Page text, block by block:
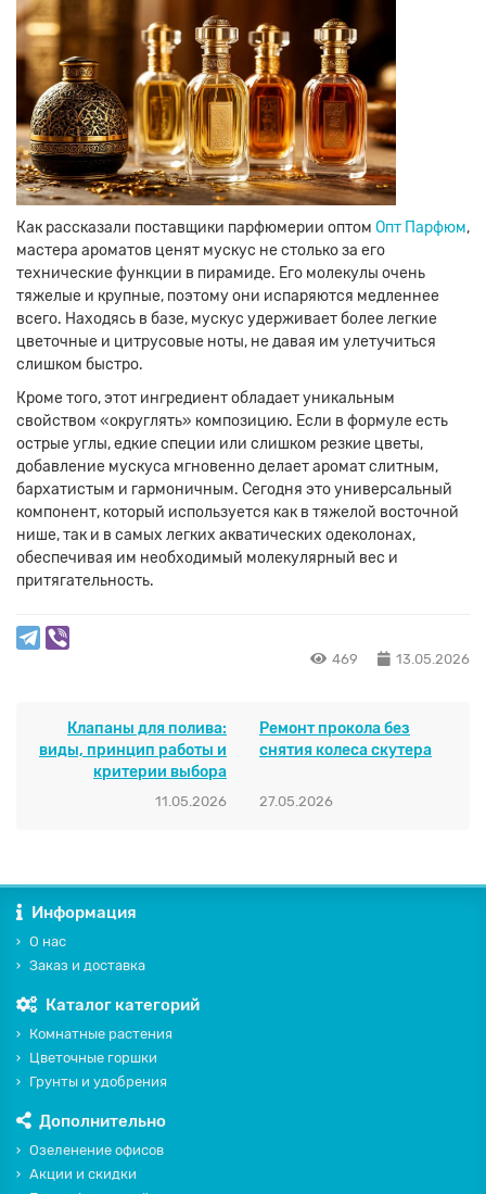
Как рассказали поставщики парфюмерии оптом Опт Парфюм,
мастера ароматов ценят мускус не столько за его
технические функции в пирамиде. Его молекулы очень
тяжелые и крупные, поэтому они испаряются медленнее
всего. Находясь в базе, мускус удерживает более легкие
цветочные и цитрусовые ноты, не давая им улетучиться
слишком быстро.
Кроме того, этот ингредиент обладает уникальным
свойством «округлять» композицию. Если в формуле есть
острые углы, едкие специи или слишком резкие цветы,
добавление мускуса мгновенно делает аромат слитным,
бархатистым и гармоничным. Сегодня это универсальный
компонент, который используется как в тяжелой восточной
нише, так и в самых легких акватических одеколонах,
обеспечивая им необходимый молекулярный вес и
притягательность.
469 13.05.2026
Клапаны для полива:
виды, принцип работы и
критерии выбора
11.05.2026
Ремонт прокола без
снятия колеса скутера
27.05.2026
Информация
О нас
Заказ и доставка
Каталог категорий
Комнатные растения
Цветочные горшки
Грунты и удобрения
Дополнительно
Озеленение офисов
Акции и скидки